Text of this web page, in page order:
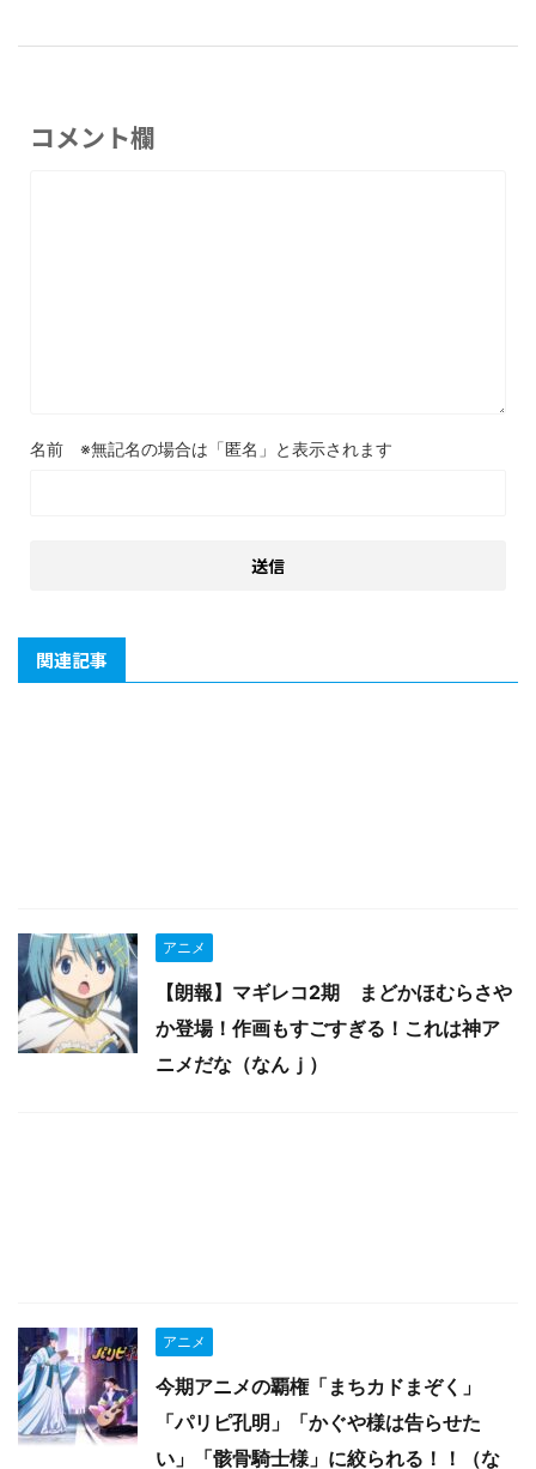
コメント欄
名前
関連記事
アニメ
【朗報】マギレコ2期 まどかほむらさや
か登場！作画もすごすぎる！これは神ア
ニメだな（なんｊ）
アニメ
今期アニメの覇権「まちカドまぞく」
「パリピ孔明」「かぐや様は告らせた
い」「骸骨騎士様」に絞られる！！（な